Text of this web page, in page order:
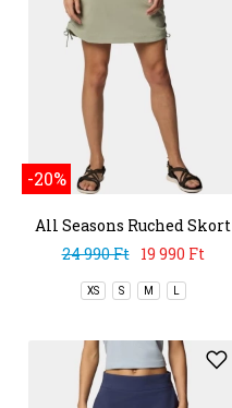
-20%
All Seasons Ruched Skort
24 990 Ft
19 990 Ft
XS S M L